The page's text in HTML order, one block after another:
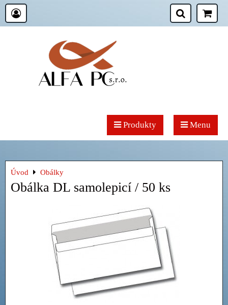
Produkty Menu
Úvod Obálky
Obálka DL samolepicí / 50 ks